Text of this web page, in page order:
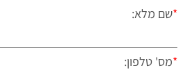
*שם מלא:
*מס' טלפון: